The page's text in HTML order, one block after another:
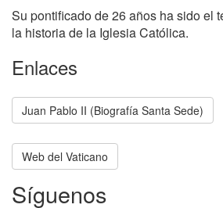
Su pontificado de 26 años ha sido el
la historia de la Iglesia Católica.
Enlaces
Juan Pablo II (Biografía Santa Sede)
Web del Vaticano
Síguenos